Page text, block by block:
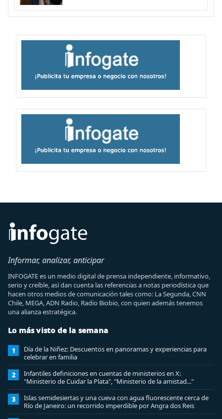
Informar, analizar, anticipar
INFOGATE es un medio digital de prensa independiente, informativo,
serio y creíble, así dan cuenta las referencias a notas periodística que
hacen otros medios de comunicación tales como: La Segunda, CNN
Chile, MEGA, ADN Radio, Radio Biobio, con quien además tenemos
una alianza estratégica.
Lo más visto de la semana
1
Día de la Niñez: Descuentos en panoramas y experiencias para
celebrar en familia
2
Infantiles definiciones en cuentas de ministerios en X:
"Ministerio de Cuidar la Plata", "Ministerio de la amistad..."
3
Islas semidesiertas y una cueva con agua fluorescente cerca de
Río de Janeiro: un recorrido imperdible por Angra dos Reis